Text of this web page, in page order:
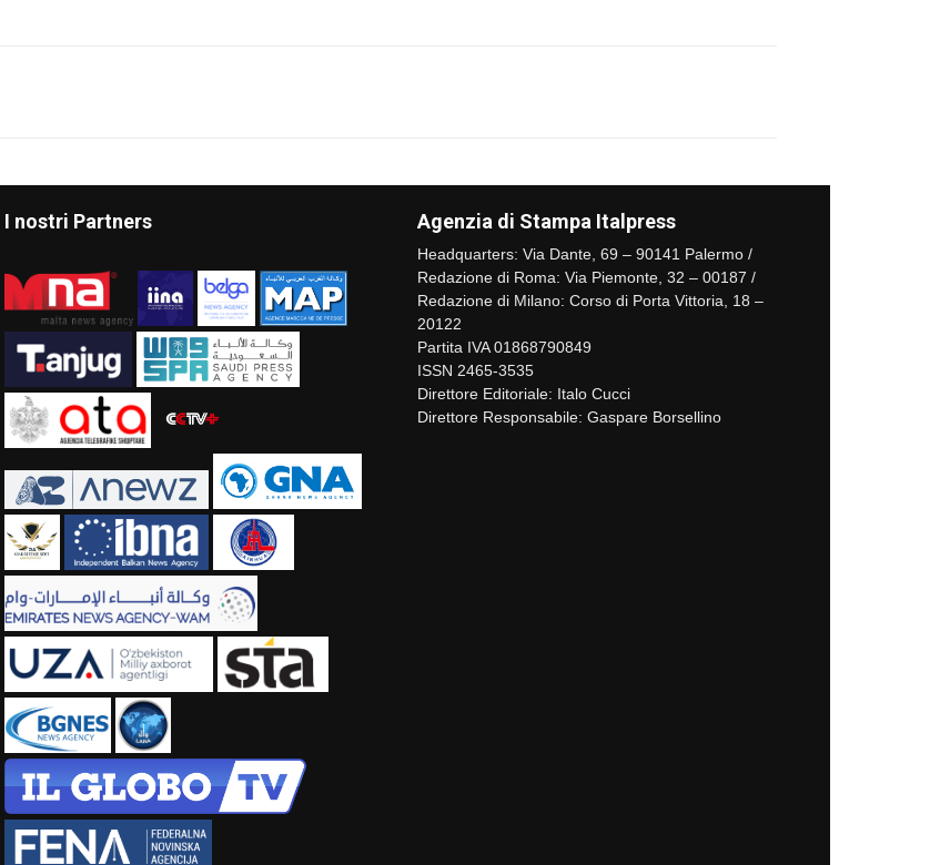
I nostri Partners Agenzia di Stampa Italpress
Headquarters: Via Dante, 69 – 90141 Palermo /
Redazione di Roma: Via Piemonte, 32 – 00187 /
Redazione di Milano: Corso di Porta Vittoria, 18 –
20122
Partita IVA 01868790849
ISSN 2465-3535
Direttore Editoriale: Italo Cucci
Direttore Responsabile: Gaspare Borsellino